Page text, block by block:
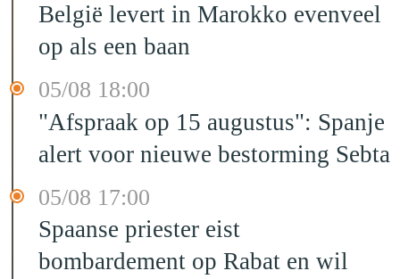
België levert in Marokko evenveel
op als een baan
05/08 18:00
"Afspraak op 15 augustus": Spanje
alert voor nieuwe bestorming Sebta
05/08 17:00
Spaanse priester eist
bombardement op Rabat en wil